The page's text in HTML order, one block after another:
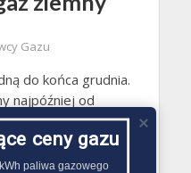
Gazu
do końca grudnia.
najpóźniej od
dni na obniżenie cen
ceny gazu
paliwa gazowego